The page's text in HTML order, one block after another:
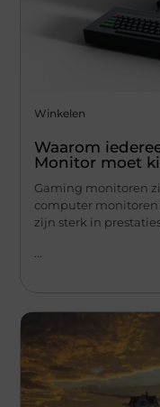
Winkelen
Waarom
Monitor moet
Gaming monitoren
computer
zijn sterk in